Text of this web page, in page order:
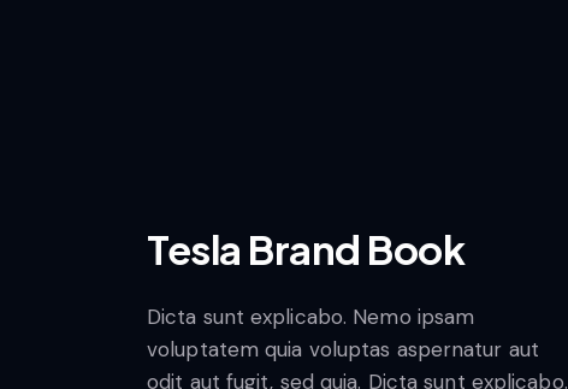
Tesla Brand Book
Dicta sunt explicabo. Nemo ipsam
voluptatem quia voluptas aspernatur aut
odit aut fugit, sed quia. Dicta sunt explicabo.